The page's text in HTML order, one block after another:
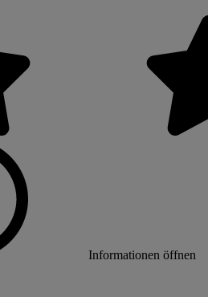
Informationen öffnen